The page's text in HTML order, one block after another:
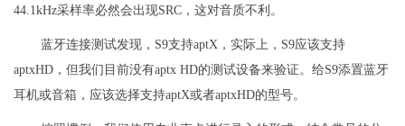
44.1kHz采样率必然会出现SRC，这对音质不利。
蓝牙连接测试发现，S9支持aptX，实际上，S9应该支持
aptxHD，但我们目前没有aptx HD的测试设备来验证。给S9添置蓝牙
耳机或音箱，应该选择支持aptX或者aptxHD的型号。